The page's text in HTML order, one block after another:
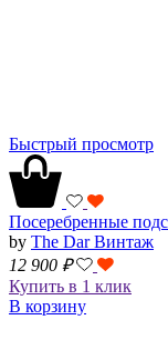
Быстрый просмотр
Посеребренные
by The Dar Винтаж
12 900 ₽
Купить в 1 клик
В корзину